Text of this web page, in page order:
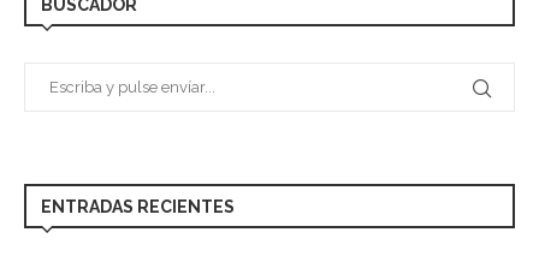
BUSCADOR
ENTRADAS RECIENTES